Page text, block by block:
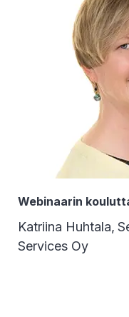
Webinaarin
Katriina Huhtala,
Services Oy